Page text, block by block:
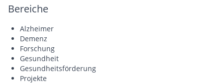
Bereiche
Alzheimer
Demenz
Forschung
Gesundheit
Gesundheitsförderung
Projekte